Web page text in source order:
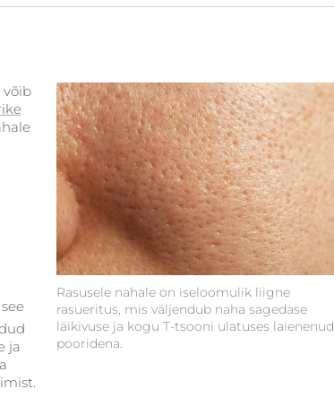
Rasusele nahale on iseloomulik liigne
rasueritus, mis väljendub naha sagedase
läikivuse ja kogu T-tsooni ulatuses laienenud
pooridena.
võib
ja